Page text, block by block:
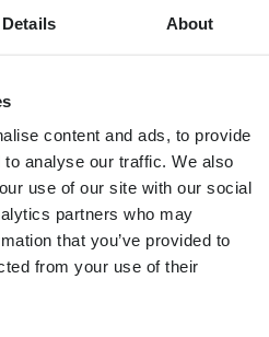
Details About
content and ads, to provide
analyse our traffic. We also
use of our site with our social
partners who may
that you’ve provided to
from your use of their
(7)